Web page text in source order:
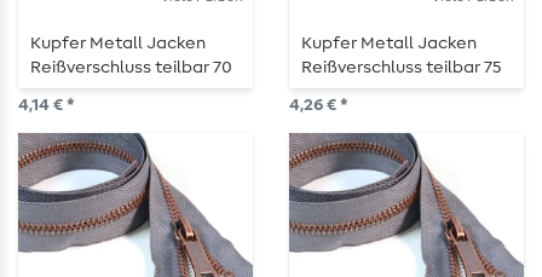
Kupfer Metall Jacken
Reißverschluss teilbar 70
cm
4,14 € *
Kupfer Metall Jacken
Reißverschluss teilbar 75
cm
4,26 € *